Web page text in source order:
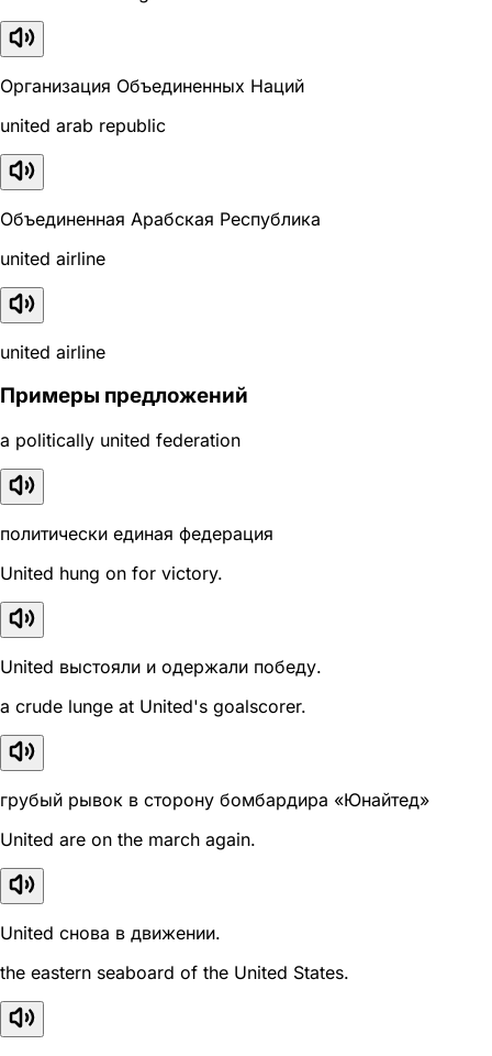
Организация Объединенных Наций
united arab republic
Объединенная Арабская Республика
united airline
united airline
Примеры предложений
a politically united federation
политически единая федерация
United hung on for victory.
United выстояли и одержали победу.
a crude lunge at United's goalscorer.
грубый рывок в сторону бомбардира «Юнайтед»
United are on the march again.
United снова в движении.
the eastern seaboard of the United States.